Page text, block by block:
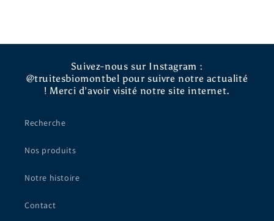
Suivez-nous sur Instagram :
@truitesbiomontbel pour suivre notre actualité
! Merci d’avoir visité notre site internet.
Recherche
Nos produits
Notre histoire
Contact